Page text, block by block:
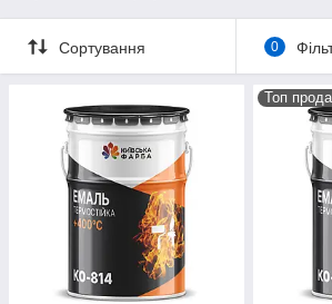
Сортування 0
Топ